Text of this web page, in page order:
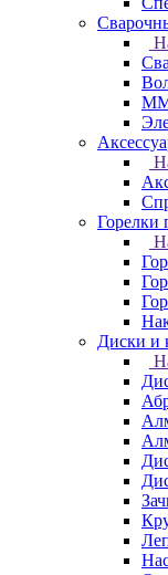
Горелки
Диски и